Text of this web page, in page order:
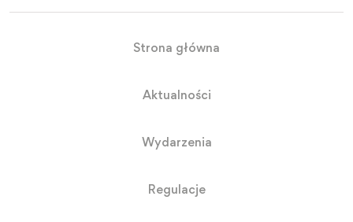
Strona główna
Aktualności
Wydarzenia
Regulacje